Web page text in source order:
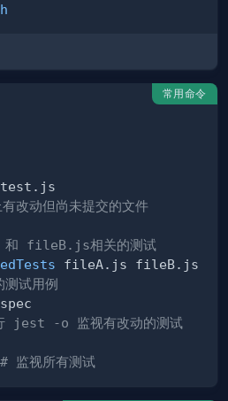
常用命令
动但尚未提交的文件
fileB.js相关的测试
试用例
jest -o 监视有改动的测试
# 监视所有测试